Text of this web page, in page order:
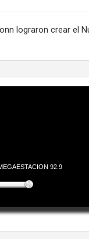
lograron crear el